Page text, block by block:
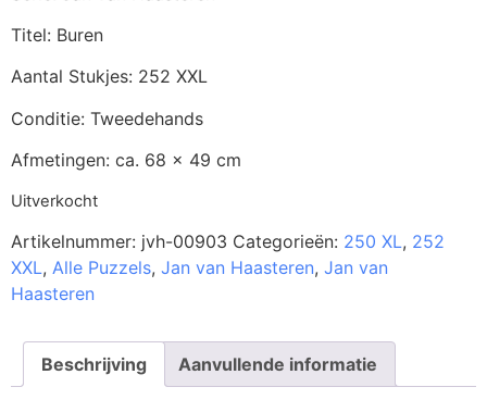
Titel: Buren
Aantal Stukjes: 252 XXL
Conditie: Tweedehands
Afmetingen: ca. 68 x 49 cm
Uitverkocht
Artikelnummer: jvh-00903 Categorieën: 250 XL, 252
XXL, Alle Puzzels, Jan van Haasteren, Jan van
Haasteren
Beschrijving Aanvullende informatie